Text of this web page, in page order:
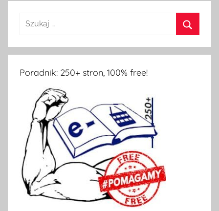
Poradnik: 250+ stron, 100% free!